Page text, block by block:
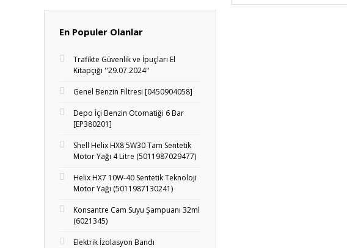
En Populer Olanlar
Trafikte Güvenlik ve İpuçları El
Kitapçığı ''29.07.2024''
Genel Benzin Filtresi [0450904058]
Depo İçi Benzin Otomatiği 6 Bar
[EP380201]
Shell Helix HX8 5W30 Tam Sentetik
Motor Yağı 4 Litre (5011987029477)
Helix HX7 10W-40 Sentetik Teknoloji
Motor Yağı (5011987130241)
Konsantre Cam Suyu Şampuanı 32ml
(6021345)
Elektrik İzolasyon Bandı